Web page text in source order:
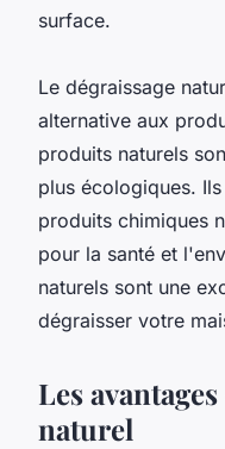
surface.
Le dégraissage
alternative aux
produits naturels
plus écologiques.
produits chimiques
pour la santé et
naturels sont une
dégraisser votre
Les
naturel